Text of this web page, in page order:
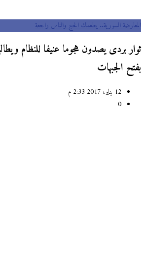
المعارضة السورية.. يطعمك الحج والناس راجعة
ثوار بردى يصدون هجوما عنيفا للنظام
بفتح الجبهات
12 يناير، 2017 2:33 م